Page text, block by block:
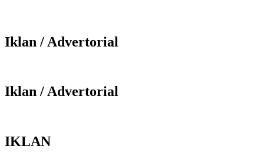
Iklan / Advertorial
Iklan / Advertorial
IKLAN